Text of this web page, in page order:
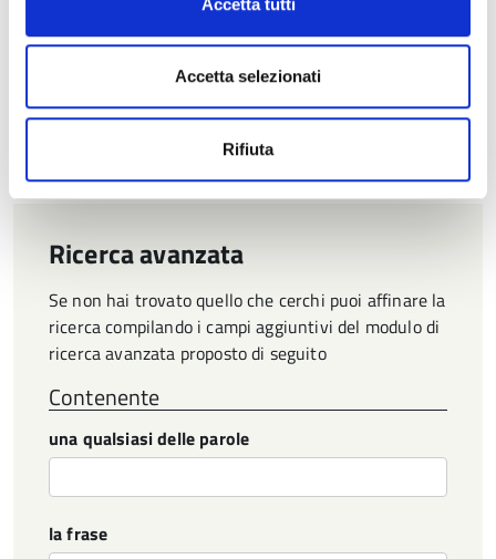
Accetta selezionati
Rifiuta
Stampa
Ricerca avanzata
Se non hai trovato quello che cerchi puoi affinare la
ricerca compilando i campi aggiuntivi del modulo di
ricerca avanzata proposto di seguito
Contenente
una qualsiasi delle parole
la frase